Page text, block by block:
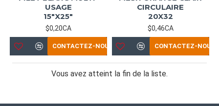
USAGE
15"X25"
$0,20CA
CONTACTEZ-NOUS
CIRCULAIRE
20X32
$0,46CA
CONTACTEZ-NOUS
Vous avez atteint la fin de la liste.